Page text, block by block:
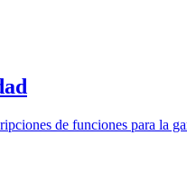
de funciones para la